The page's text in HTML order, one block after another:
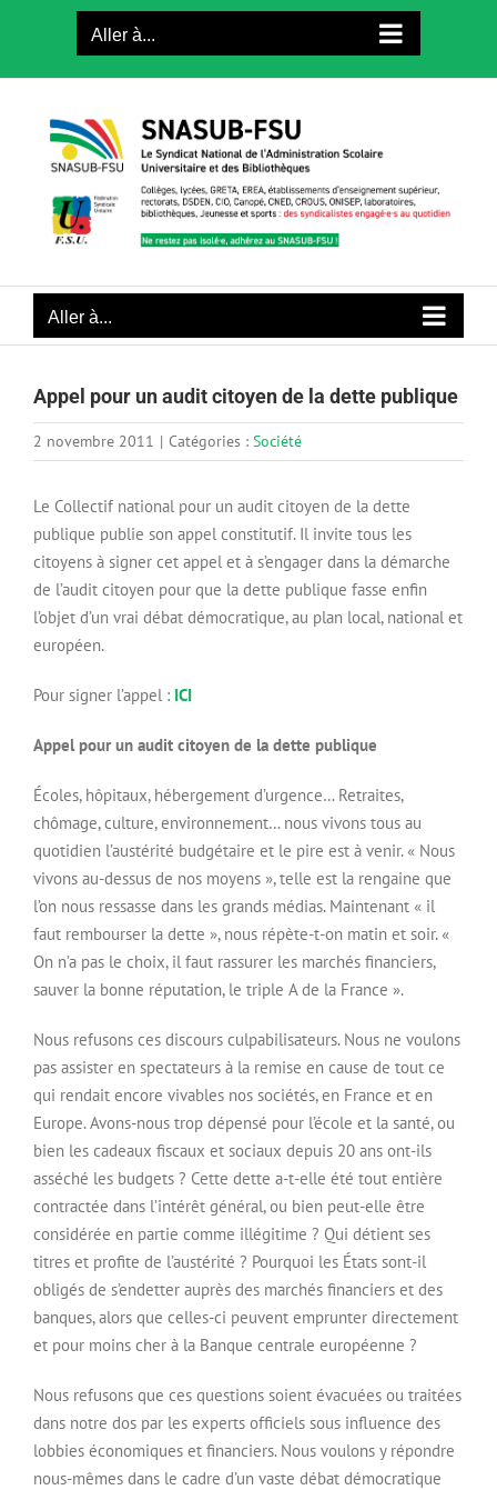
Aller à...
Aller à...
Appel pour un audit citoyen de la dette publique
2 novembre 2011 | Catégories : Société
Le Collectif national pour un audit citoyen de la dette
publique publie son appel constitutif. Il invite tous les
citoyens à signer cet appel et à s’engager dans la démarche
de l’audit citoyen pour que la dette publique fasse enfin
l’objet d’un vrai débat démocratique, au plan local, national et
européen.
Pour signer l’appel : ICI
Appel pour un audit citoyen de la dette publique
Écoles, hôpitaux, hébergement d’urgence… Retraites,
chômage, culture, environnement… nous vivons tous au
quotidien l’austérité budgétaire et le pire est à venir. « Nous
vivons au-dessus de nos moyens », telle est la rengaine que
l’on nous ressasse dans les grands médias. Maintenant « il
faut rembourser la dette », nous répète-t-on matin et soir. «
On n’a pas le choix, il faut rassurer les marchés financiers,
sauver la bonne réputation, le triple A de la France ».
Nous refusons ces discours culpabilisateurs. Nous ne voulons
pas assister en spectateurs à la remise en cause de tout ce
qui rendait encore vivables nos sociétés, en France et en
Europe. Avons-nous trop dépensé pour l’école et la santé, ou
bien les cadeaux fiscaux et sociaux depuis 20 ans ont-ils
asséché les budgets ? Cette dette a-t-elle été tout entière
contractée dans l’intérêt général, ou bien peut-elle être
considérée en partie comme illégitime ? Qui détient ses
titres et profite de l’austérité ? Pourquoi les États sont-il
obligés de s’endetter auprès des marchés financiers et des
banques, alors que celles-ci peuvent emprunter directement
et pour moins cher à la Banque centrale européenne ?
Nous refusons que ces questions soient évacuées ou traitées
dans notre dos par les experts officiels sous influence des
lobbies économiques et financiers. Nous voulons y répondre
nous-mêmes dans le cadre d’un vaste débat démocratique